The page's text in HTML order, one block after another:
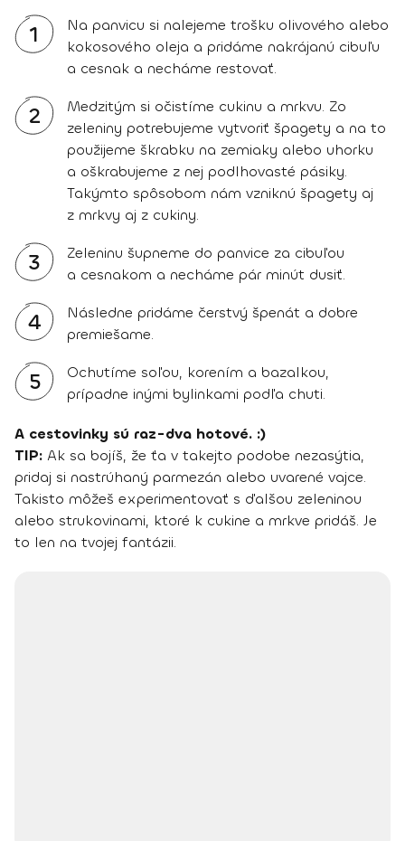
1
Na panvicu si nalejeme trošku olivového alebo
kokosového oleja a pridáme nakrájanú cibuľu
a cesnak a necháme restovať.
2
Medzitým si očistíme cukinu a mrkvu. Zo
zeleniny potrebujeme vytvoriť špagety a na to
použijeme škrabku na zemiaky alebo uhorku
a oškrabujeme z nej podlhovasté pásiky.
Takýmto spôsobom nám vzniknú špagety aj
z mrkvy aj z cukiny.
3
Zeleninu šupneme do panvice za cibuľou
a cesnakom a necháme pár minút dusiť.
4
Následne pridáme čerstvý špenát a dobre
premiešame.
5
Ochutíme soľou, korením a bazalkou,
prípadne inými bylinkami podľa chuti.
A cestovinky sú raz-dva hotové. :)
TIP: Ak sa bojíš, že ťa v takejto podobe nezasýtia,
pridaj si nastrúhaný parmezán alebo uvarené vajce.
Takisto môžeš experimentovať s ďalšou zeleninou
alebo strukovinami, ktoré k cukine a mrkve pridáš. Je
to len na tvojej fantázii.